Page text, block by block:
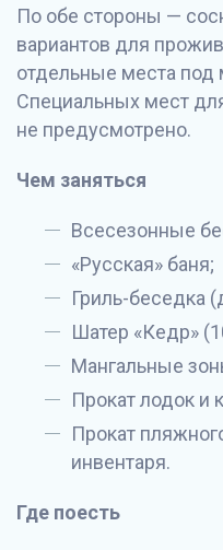
По обе стороны —
вариантов для
отдельные места под
Специальных мест
не предусмотрено.
Чем заняться
Всесезонные
«Русская» баня;
Гриль-беседка
Шатер «Кедр»
Мангальные
Прокат лодок и
Прокат
инвентаря.
Где поесть